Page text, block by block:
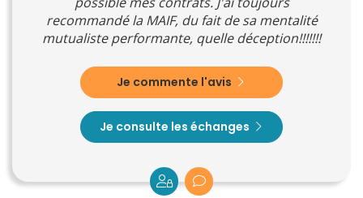
recommandé la MAIF, du fait de sa mentalité
mutualiste performante, quelle déception!!!!!!!
Je commente l'avis
Je consulte les échanges